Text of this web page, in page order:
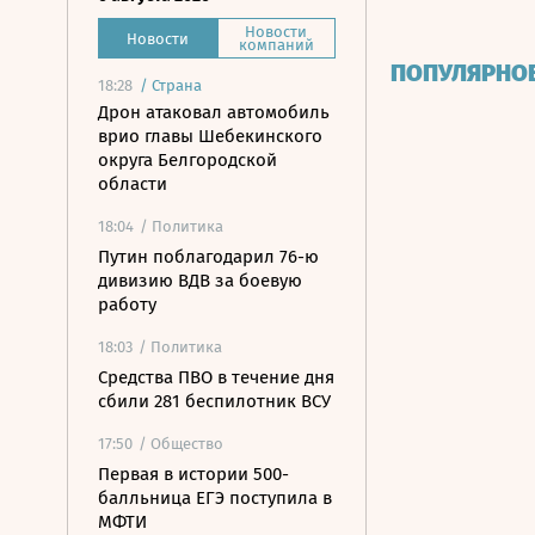
Новости Новости
компаний
18:28 / Страна
Дрон атаковал автомобиль
врио главы Шебекинского
округа Белгородской
области
18:04 / Политика
Путин поблагодарил 76-ю
дивизию ВДВ за боевую
работу
18:03 / Политика
Средства ПВО в течение дня
сбили 281 беспилотник ВСУ
17:50 / Общество
Первая в истории 500-
балльница ЕГЭ поступила в
МФТИ